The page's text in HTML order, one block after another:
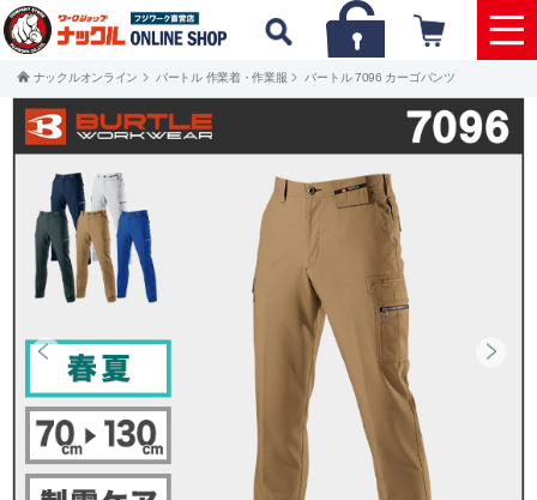
ナックルオンライン バートル 作業着・作業服 バートル 7096 カーゴパンツ